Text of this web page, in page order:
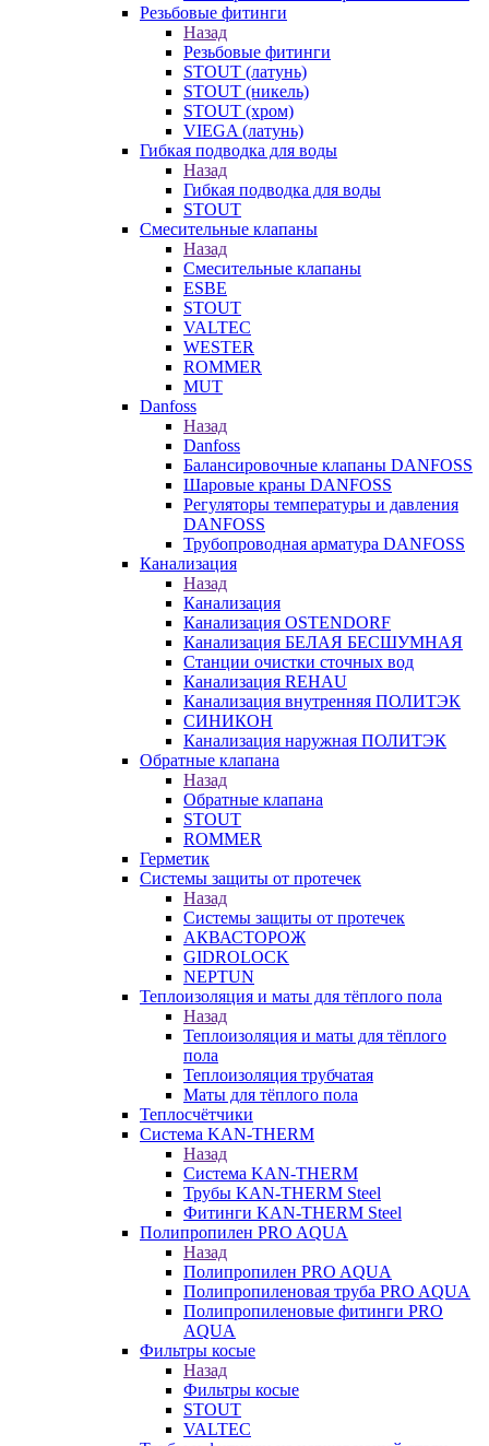
Резьбовые фитинги
Назад
Резьбовые фитинги
STOUT (латунь)
STOUT (никель)
STOUT (хром)
VIEGA (латунь)
Гибкая подводка для воды
Назад
Гибкая подводка для воды
STOUT
Смесительные клапаны
Назад
Смесительные клапаны
ESBE
STOUT
VALTEC
WESTER
ROMMER
MUT
Danfoss
Назад
Danfoss
Балансировочные клапаны DANFOSS
Шаровые краны DANFOSS
Регуляторы температуры и давления
DANFOSS
Трубопроводная арматура DANFOSS
Канализация
Назад
Канализация
Канализация OSTENDORF
Канализация БЕЛАЯ БЕСШУМНАЯ
Станции очистки сточных вод
Канализация REHAU
Канализация внутренняя ПОЛИТЭК
СИНИКОН
Канализация наружная ПОЛИТЭК
Обратные клапана
Назад
Обратные клапана
STOUT
ROMMER
Герметик
Системы защиты от протечек
Назад
Системы защиты от протечек
АКВАСТОРОЖ
GIDROLOCK
NEPTUN
Теплоизоляция и маты для тёплого пола
Назад
Теплоизоляция и маты для тёплого
пола
Теплоизоляция трубчатая
Маты для тёплого пола
Теплосчётчики
Система KAN-THERM
Назад
Система KAN-THERM
Трубы KAN-THERM Steel
Фитинги KAN-THERM Steel
Полипропилен PRO AQUA
Назад
Полипропилен PRO AQUA
Полипропиленовая труба PRO AQUA
Полипропиленовые фитинги PRO
AQUA
Фильтры косые
Назад
Фильтры косые
STOUT
VALTEC